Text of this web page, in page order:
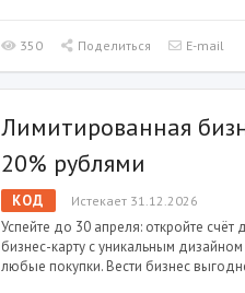
350 Поделиться E-mail
Лимитированная
20% рублями
КОД Истекает 31.12.2026
Успейте до 30 апреля: откройте
бизнес-карту с уникальным
любые покупки. Вести бизнес